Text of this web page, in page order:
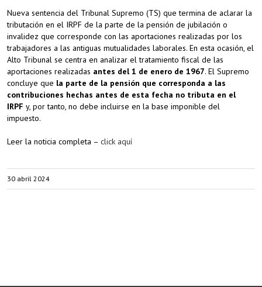
Nueva sentencia del Tribunal Supremo (TS) que termina de aclarar la
tributación en el IRPF de la parte de la pensión de jubilación o
invalidez que corresponde con las aportaciones realizadas por los
trabajadores a las antiguas mutualidades laborales. En esta ocasión, el
Alto Tribunal se centra en analizar el tratamiento fiscal de las
aportaciones realizadas antes del 1 de enero de 1967. El Supremo
concluye que la parte de la pensión que corresponda a las
contribuciones hechas antes de esta fecha no tributa en el
IRPF y, por tanto, no debe incluirse en la base imponible del
impuesto.
Leer la noticia completa – click aquí
30 abril 2024